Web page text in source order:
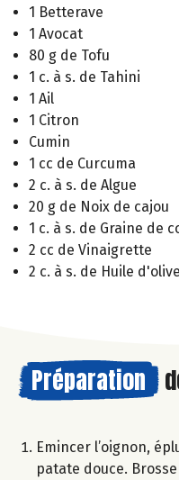
1 Betterave
1 Avocat
80 g de Tofu
1 c. à s. de Tahini
1 Ail
1 Citron
Cumin
1 cc de Curcuma
2 c. à s. de Algue
20 g de Noix de cajou
1 c. à s. de Graine de
2 cc de Vinaigrette
2 c. à s. de Huile d'olive
Préparation
Emincer l’oignon,
patate douce.